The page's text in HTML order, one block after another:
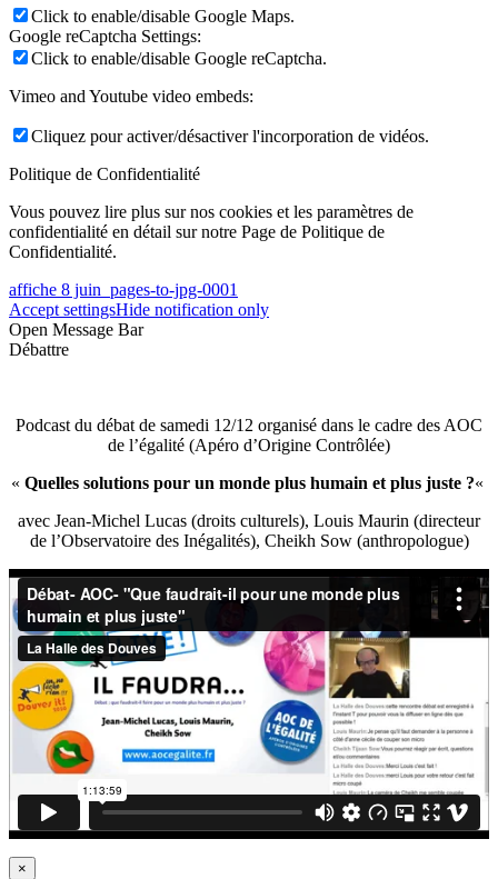
Click to enable/disable Google Maps.
Google reCaptcha Settings:
Click to enable/disable Google reCaptcha.
Vimeo and Youtube video embeds:
Cliquez pour activer/désactiver l'incorporation de vidéos.
Politique de Confidentialité
Vous pouvez lire plus sur nos cookies et les paramètres de
confidentialité en détail sur notre Page de Politique de
Confidentialité.
affiche 8 juin_pages-to-jpg-0001
Accept settingsHide notification only
Open Message Bar
Débattre
Podcast du débat de samedi 12/12 organisé dans le cadre des AOC
de l’égalité (Apéro d’Origine Contrôlée)
« Quelles solutions pour un monde plus humain et plus juste ?«
avec Jean-Michel Lucas (droits culturels), Louis Maurin (directeur
de l’Observatoire des Inégalités), Cheikh Sow (anthropologue)
×